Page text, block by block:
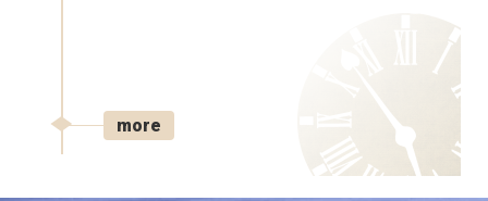
more